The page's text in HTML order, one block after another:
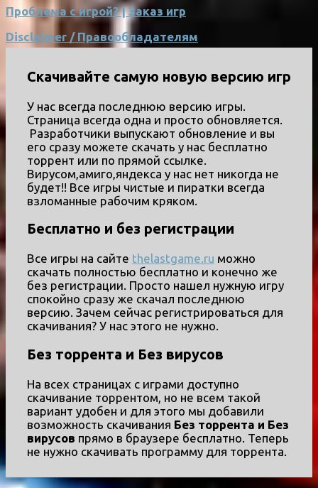
Проблема с игрой? | Заказ игр
Disclaimer / Правообладателям
Скачивайте самую новую версию игр
У нас всегда последнюю версию игры.
Страница всегда одна и просто обновляется.
Разработчики выпускают обновление и вы
его сразу можете скачать у нас бесплатно
торрент или по прямой ссылке.
Вирусом,амиго,яндекса у нас нет никогда не
будет!! Все игры чистые и пиратки всегда
взломанные рабочим кряком.
Бесплатно и без регистрации
Все игры на сайте thelastgame.ru можно
скачать полностью бесплатно и конечно же
без регистрации. Просто нашел нужную игру
спокойно сразу же скачал последнюю
версию. Зачем сейчас регистрироваться для
скачивания? У нас этого не нужно.
Без торрента и Без вирусов
На всех страницах с играми доступно
скачивание торрентом, но не всем такой
вариант удобен и для этого мы добавили
возможность скачивания Без торрента и Без
вирусов прямо в браузере бесплатно. Теперь
не нужно скачивать программу для торрента.